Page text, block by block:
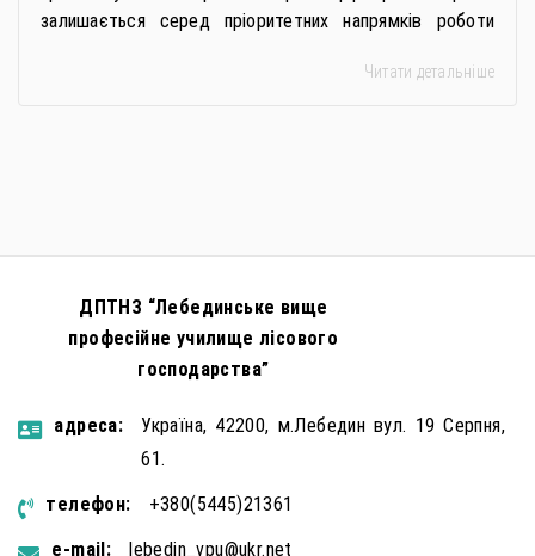
залишається серед пріоритетних напрямків роботи
застосовується метод використання дітей у
Читати детальніше
ДПТНЗ “Лебединське вище
професійне училище лісового
господарства”
aдресa:
Україна, 42200, м.Лебедин вул. 19 Серпня,
61.
телефон:
+380(5445)21361
e-mail:
lebedin_vpu@ukr.net